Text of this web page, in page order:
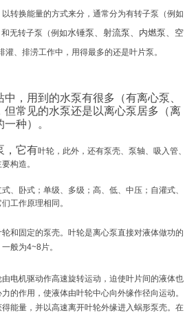
转换能量的方式来分，通常分为有转子泵（例如
和无转子泵（例如水锤泵、射流泵、内燃泵、空
灌、排涝工作中，用得最多的还是叶片泵。
，用到的水泵有很多（有离心泵、
但常见的水泵还是以离心泵居多（离
种）。
，它有叶轮，此外，还有泵壳、泵轴、吸入管、
构造。
、卧式；单级、多级；高、低、中压；自灌式、
工作原理相同。
和固定的泵壳。叶轮是离心泵直接对液体做功的
般为4~8片。
电机驱动作高速旋转运动，迫使叶片间的液体也
的作用，使液体由叶轮中心向外缘作径向运动。
能量，并以高速离开叶轮外缘进入蜗形泵壳。在